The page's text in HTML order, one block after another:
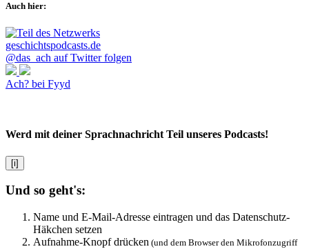
Auch hier:
@das_ach auf Twitter folgen
Ach? bei Fyyd
Werd mit deiner Sprachnachricht Teil unseres Podcasts!
[i]
Und so geht's:
Name und E-Mail-Adresse eintragen und das Datenschutz-
Häkchen setzen
Aufnahme-Knopf drücken (und dem Browser den Mikrofonzugriff